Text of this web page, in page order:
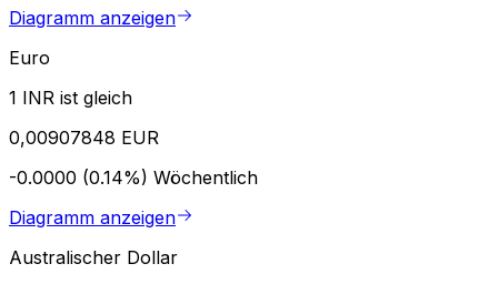
Diagramm anzeigen
Euro
1 INR ist gleich
0,00907848 EUR
-0.0000 (0.14%) Wöchentlich
Diagramm anzeigen
Australischer Dollar